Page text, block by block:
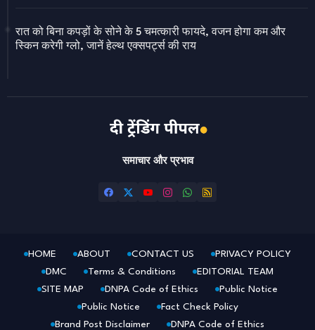
रात को बिना कपड़ों के सोने के 5 चमत्कारी फायदे, वजन होगा कम और
स्किन करेगी ग्लो, जानें हेल्थ एक्सपर्ट्स की राय
समाचार और प्रभाव
HOME ABOUT CONTACT US
PRIVACY POLICY
DMC
Terms & Conditions
EDITORIAL TEAM
SITE MAP
DNPA Code of Ethics
Public Notice
Public Notice
Fact Check Policy
Brand Post Disclaimer
DNPA Code of Ethics